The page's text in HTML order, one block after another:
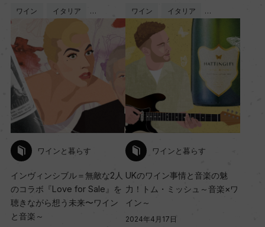
ワイン イタリア … ワイン イタリア …
ワインと暮らす
インヴィンシブル＝無敵な2人
のコラボ『Love for Sale』を
聴きながら想う未来〜ワイン
と音楽～
ワインと暮らす
UKのワイン事情と音楽の魅
力！トム・ミッシュ～音楽×ワ
イン～
2024年4月17日